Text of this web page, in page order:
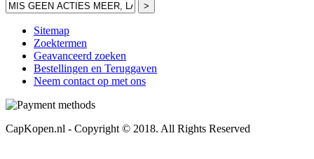
>
Sitemap
Zoektermen
Geavanceerd zoeken
Bestellingen en Teruggaven
Neem contact op met ons
CapKopen.nl - Copyright © 2018. All Rights Reserved